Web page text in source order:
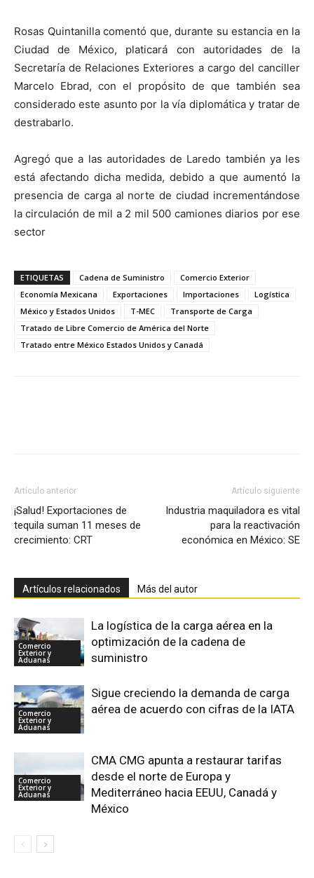
Rosas Quintanilla comentó que, durante su estancia en la
Ciudad de México, platicará con autoridades de la
Secretaría de Relaciones Exteriores a cargo del canciller
Marcelo Ebrad, con el propósito de que también sea
considerado este asunto por la vía diplomática y tratar de
destrabarlo.
Agregó que a las autoridades de Laredo también ya les
está afectando dicha medida, debido a que aumentó la
presencia de carga al norte de ciudad incrementándose
la circulación de mil a 2 mil 500 camiones diarios por ese
sector
ETIQUETAS Cadena de Suministro
Comercio Exterior
Economía Mexicana
Exportaciones Importaciones
Logística
México y Estados Unidos
T-MEC
Transporte de Carga
Tratado de Libre Comercio de América del Norte
Tratado entre México Estados Unidos y Canadá
Artículo anterior
¡Salud! Exportaciones de
tequila suman 11 meses de
crecimiento: CRT
Artículo siguiente
Industria maquiladora es vital
para la reactivación
económica en México: SE
Artículos relacionados Más del autor
Comercio
Exterior y
Aduanas
La logística de la carga aérea en la
optimización de la cadena de
suministro
Comercio
Exterior y
Aduanas
Sigue creciendo la demanda de carga
aérea de acuerdo con cifras de la IATA
Comercio
Exterior y
Aduanas
CMA CMG apunta a restaurar tarifas
desde el norte de Europa y
Mediterráneo hacia EEUU, Canadá y
México